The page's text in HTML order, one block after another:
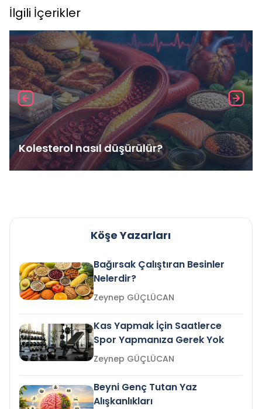
İlgili İçerikler
Kolesterol nasıl düşürülür?
Köşe Yazarları
Bağırsak Çalıştıran Besinler
Nelerdir?
Zeynep GÜÇLÜCAN
Kas Yapmak İçin Saatlerce
Spor Yapmanıza Gerek Yok
Zeynep GÜÇLÜCAN
Beyni Genç Tutan Yaz
Alışkanlıkları